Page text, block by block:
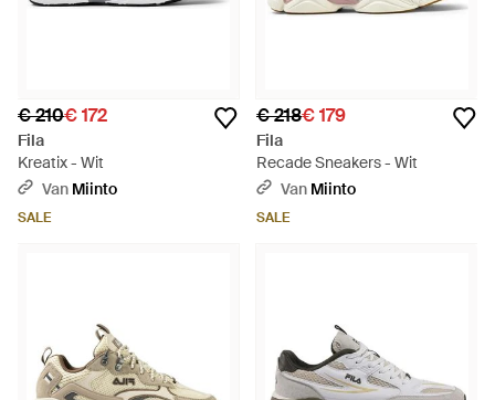
€ 210€ 172
Fila
Kreatix - Wit
Van Miinto
SALE
€ 218€ 179
Fila
Recade Sneakers - Wit
Van Miinto
SALE